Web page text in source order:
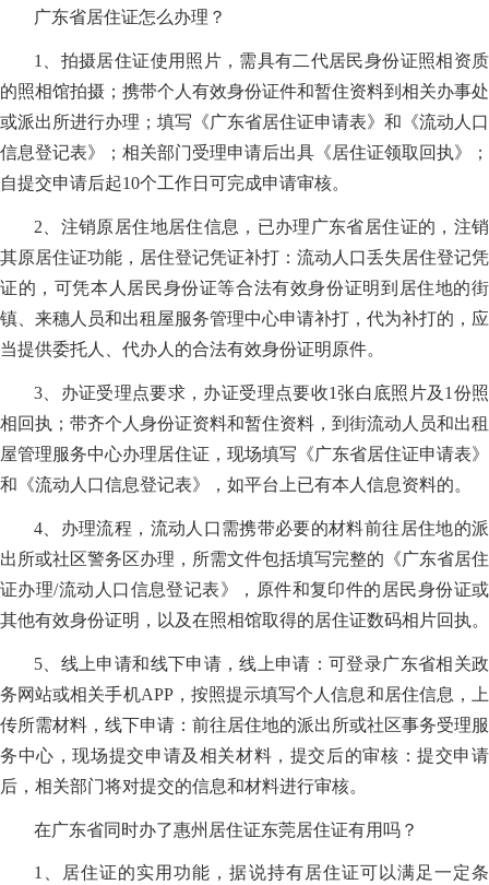
广东省居住证怎么办理？
1、拍摄居住证使用照片，需具有二代居民身份证照相资质
的照相馆拍摄；携带个人有效身份证件和暂住资料到相关办事处
或派出所进行办理；填写《广东省居住证申请表》和《流动人口
信息登记表》；相关部门受理申请后出具《居住证领取回执》；
自提交申请后起10个工作日可完成申请审核。
2、注销原居住地居住信息，已办理广东省居住证的，注销
其原居住证功能，居住登记凭证补打：流动人口丢失居住登记凭
证的，可凭本人居民身份证等合法有效身份证明到居住地的街
镇、来穗人员和出租屋服务管理中心申请补打，代为补打的，应
当提供委托人、代办人的合法有效身份证明原件。
3、办证受理点要求，办证受理点要收1张白底照片及1份照
相回执；带齐个人身份证资料和暂住资料，到街流动人员和出租
屋管理服务中心办理居住证，现场填写《广东省居住证申请表》
和《流动人口信息登记表》，如平台上已有本人信息资料的。
4、办理流程，流动人口需携带必要的材料前往居住地的派
出所或社区警务区办理，所需文件包括填写完整的《广东省居住
证办理/流动人口信息登记表》，原件和复印件的居民身份证或
其他有效身份证明，以及在照相馆取得的居住证数码相片回执。
5、线上申请和线下申请，线上申请：可登录广东省相关政
务网站或相关手机APP，按照提示填写个人信息和居住信息，上
传所需材料，线下申请：前往居住地的派出所或社区事务受理服
务中心，现场提交申请及相关材料，提交后的审核：提交申请
后，相关部门将对提交的信息和材料进行审核。
在广东省同时办了惠州居住证东莞居住证有用吗？
1、居住证的实用功能，据说持有居住证可以满足一定条